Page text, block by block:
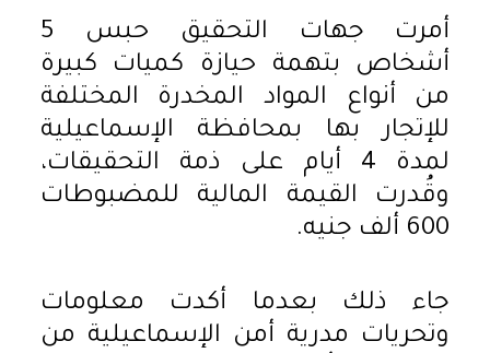
أمرت جهات التحقيق حبس 5
أشخاص بتهمة حيازة كميات كبيرة
من أنواع المواد المخدرة المختلفة
للإتجار بها بمحافظة الإسماعيلية
لمدة 4 أيام على ذمة التحقيقات،
وقُدرت القيمة المالية للمضبوطات
600 ألف جنيه.
جاء ذلك بعدما أكدت معلومات
وتحريات مدرية أمن الإسماعيلية من